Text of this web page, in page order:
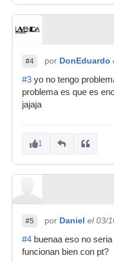
#4 por DonEduardo
#3 yo no tengo
problema es que es
jajaja
1
#5 por Daniel el 03/
#4 buenaa eso no
funcionan bien con pt?